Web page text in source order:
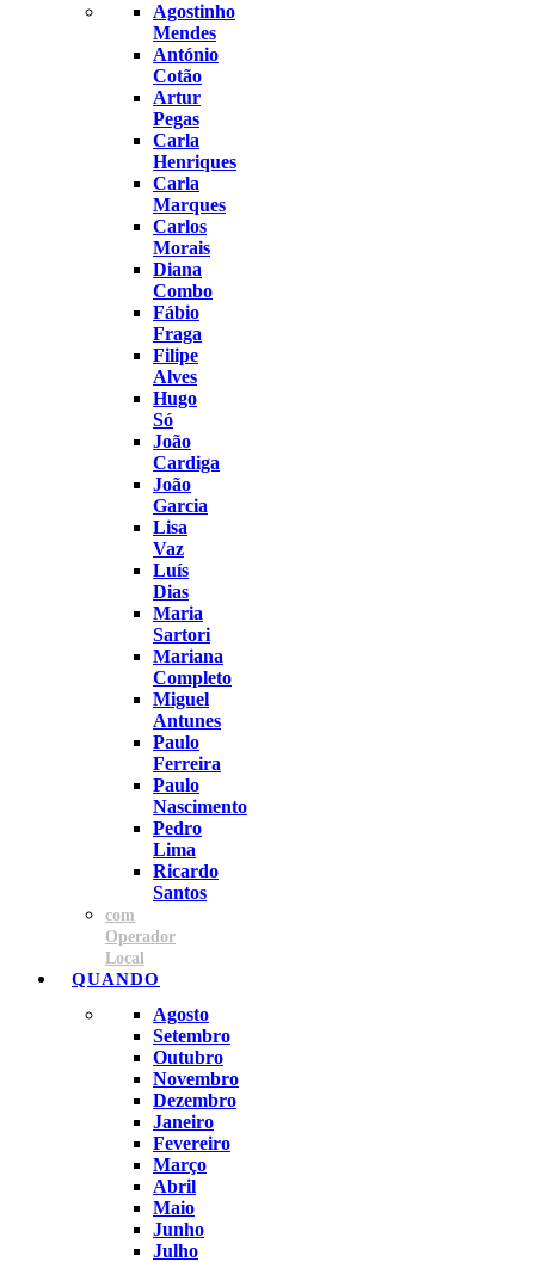
Agostinho
Mendes
António
Cotão
Artur
Pegas
Carla
Henriques
Carla
Marques
Carlos
Morais
Diana
Combo
Fábio
Fraga
Filipe
Alves
Hugo
Só
João
Cardiga
João
Garcia
Lisa
Vaz
Luís
Dias
Maria
Sartori
Mariana
Completo
Miguel
Antunes
Paulo
Ferreira
Paulo
Nascimento
Pedro
Lima
Ricardo
Santos
com
Operador
Local
QUANDO
Agosto
Setembro
Outubro
Novembro
Dezembro
Janeiro
Fevereiro
Março
Abril
Maio
Junho
Julho